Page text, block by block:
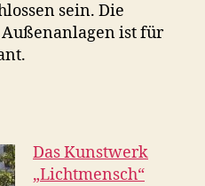
sein. Die
ist für
Das Kunstwerk
„Lichtmensch“